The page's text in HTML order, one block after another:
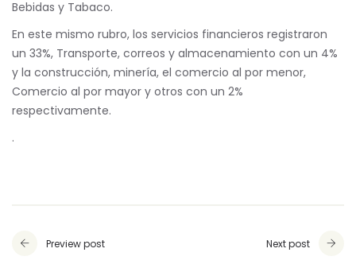
Bebidas y Tabaco.
En este mismo rubro, los servicios financieros registraron
un 33%, Transporte, correos y almacenamiento con un 4%
y la construcción, minería, el comercio al por menor,
Comercio al por mayor y otros con un 2%
respectivamente.
.
Preview post Next post